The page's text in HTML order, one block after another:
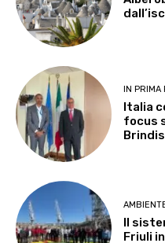
IN PRIMA
Italia
focus
Il
Friuli